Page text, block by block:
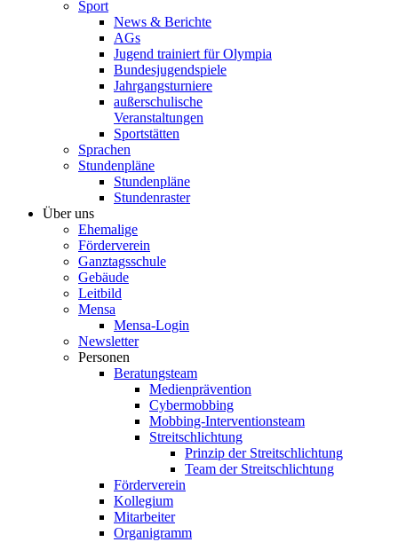
Sport
News & Berichte
AGs
Jugend trainiert für Olympia
Bundesjugendspiele
Jahrgangsturniere
außerschulische
Veranstaltungen
Sportstätten
Sprachen
Stundenpläne
Stundenpläne
Stundenraster
Über uns
Ehemalige
Förderverein
Ganztagsschule
Gebäude
Leitbild
Mensa
Mensa-Login
Newsletter
Personen
Beratungsteam
Medienprävention
Cybermobbing
Mobbing-Interventionsteam
Streitschlichtung
Prinzip der Streitschlichtung
Team der Streitschlichtung
Förderverein
Kollegium
Mitarbeiter
Organigramm